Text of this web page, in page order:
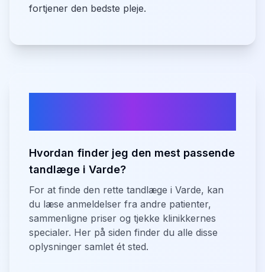
fortjener den bedste pleje.
Hvordan finder jeg den mest passende
tandlæge i Varde?
For at finde den rette tandlæge i Varde, kan
du læse anmeldelser fra andre patienter,
sammenligne priser og tjekke klinikkernes
specialer. Her på siden finder du alle disse
oplysninger samlet ét sted.